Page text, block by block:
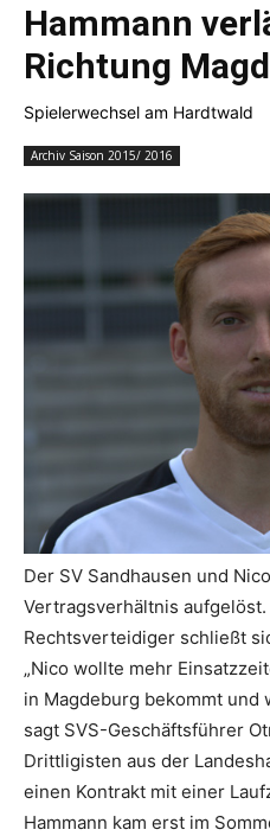
Hammann
Richtung
Spielerwechsel am Hardtwald
Archiv Saison 2015/ 2016
Der SV Sandhausen und
Vertragsverhältnis
Rechtsverteidiger schließt
„Nico wollte mehr
in Magdeburg bekommt und
sagt SVS-Geschäftsführer
Drittligisten aus der
einen Kontrakt mit einer
Hammann kam erst im